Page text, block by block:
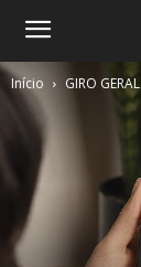
Início GIRO GERAL